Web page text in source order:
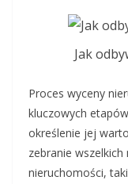
Jak
Proces wyceny
kluczowych
określenie jej
zebranie
nieruchomości,